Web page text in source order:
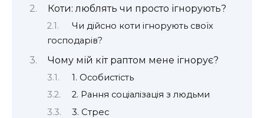
Коти: люблять чи просто ігнорують?
Чи дійсно коти ігнорують своїх
господарів?
Чому мій кіт раптом мене ігнорує?
1. Особистість
2. Рання соціалізація з людьми
3. Стрес